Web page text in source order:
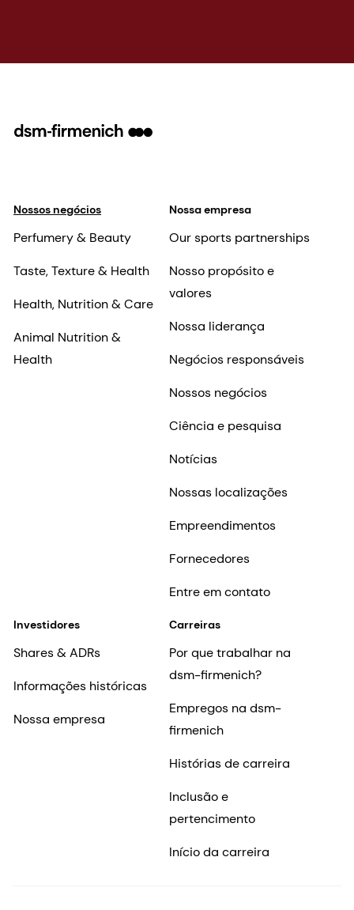
Nossos negócios
Perfumery & Beauty
Taste, Texture & Health
Health, Nutrition & Care
Animal Nutrition &
Health
Nossa empresa
Our sports partnerships
Nosso propósito e
valores
Nossa liderança
Negócios responsáveis
Nossos negócios
Ciência e pesquisa
Notícias
Nossas localizações
Empreendimentos
Fornecedores
Entre em contato
Investidores
Shares & ADRs
Informações históricas
Nossa empresa
Carreiras
Por que trabalhar na
dsm-firmenich?
Empregos na dsm-
firmenich
Histórias de carreira
Inclusão e
pertencimento
Início da carreira